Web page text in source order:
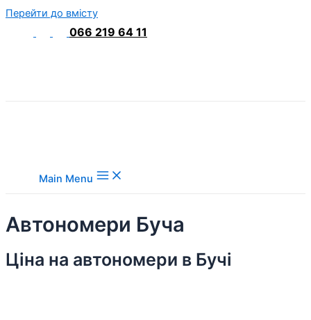
Перейти до вмісту
066 219 64 11
Main Menu
Автономери Буча
Ціна на автономери в Бучі